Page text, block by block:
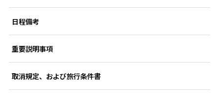
日程備考
重要説明事項
取消規定、および旅行条件書